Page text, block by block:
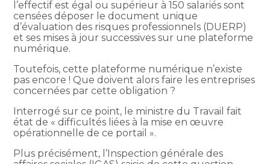
l’effectif est égal ou supérieur à 150 salariés sont
censées déposer le document unique
d’évaluation des risques professionnels (DUERP)
et ses mises à jour successives sur une plateforme
numérique.
Toutefois, cette plateforme numérique n’existe
pas encore ! Que doivent alors faire les entreprises
concernées par cette obligation ?
Interrogé sur ce point, le ministre du Travail fait
état de « difficultés liées à la mise en œuvre
opérationnelle de ce portail ».
Plus précisément, l’Inspection générale des